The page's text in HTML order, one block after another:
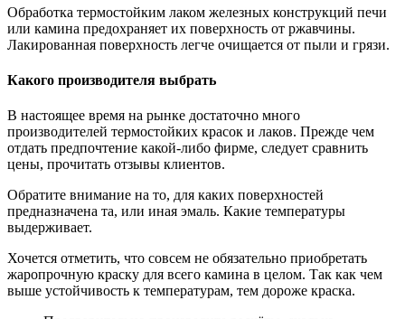
Обработка термостойким лаком железных конструкций печи
или камина предохраняет их поверхность от ржавчины.
Лакированная поверхность легче очищается от пыли и грязи.
Какого производителя выбрать
В настоящее время на рынке достаточно много
производителей термостойких красок и лаков. Прежде чем
отдать предпочтение какой-либо фирме, следует сравнить
цены, прочитать отзывы клиентов.
Обратите внимание на то, для каких поверхностей
предназначена та, или иная эмаль. Какие температуры
выдерживает.
Хочется отметить, что совсем не обязательно приобретать
жаропрочную краску для всего камина в целом. Так как чем
выше устойчивость к температурам, тем дороже краска.